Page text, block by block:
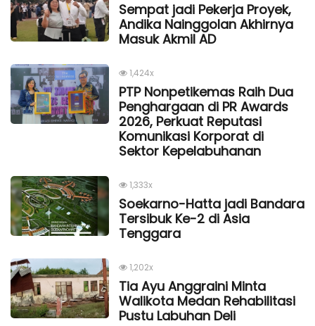
Sempat jadi Pekerja Proyek,
Andika Nainggolan Akhirnya
Masuk Akmil AD
1,424x
PTP Nonpetikemas Raih Dua
Penghargaan di PR Awards
2026, Perkuat Reputasi
Komunikasi Korporat di
Sektor Kepelabuhanan
1,333x
Soekarno-Hatta jadi Bandara
Tersibuk Ke-2 di Asia
Tenggara
1,202x
Tia Ayu Anggraini Minta
Walikota Medan Rehabilitasi
Pustu Labuhan Deli